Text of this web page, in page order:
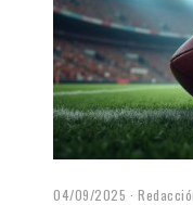
04/09/2025